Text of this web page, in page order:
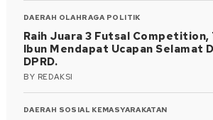
DAERAH OLAHRAGA POLITIK
Raih Juara 3 Futsal Competition,
Ibun Mendapat Ucapan Selamat
DPRD.
BY REDAKSI
DAERAH SOSIAL KEMASYARAKATAN